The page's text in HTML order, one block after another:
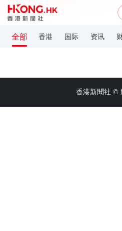
全部 香港 国际 资讯
香港新聞社 ©